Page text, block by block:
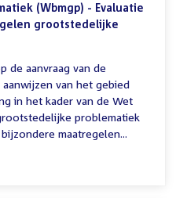
(Wbmgp) - Evaluatie
grootstedelijke
de aanvraag van de
van het gebied
in het kader van de Wet
problematiek
maatregelen...